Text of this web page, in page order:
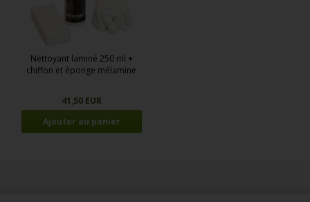
Nettoyant laminé 250 ml +
chiffon et éponge mélamine
41,50 EUR